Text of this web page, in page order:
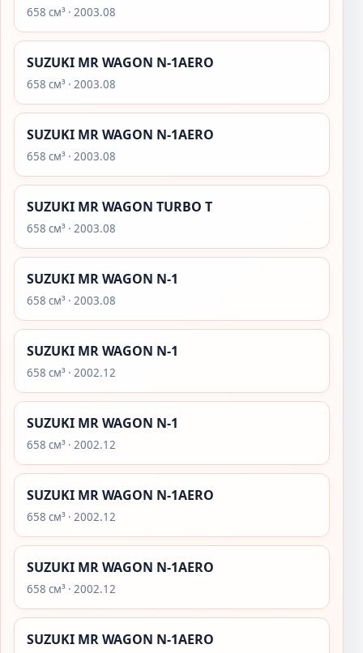
658 см³ · 2003.08
SUZUKI MR WAGON N-1AERO
658 см³ · 2003.08
SUZUKI MR WAGON N-1AERO
658 см³ · 2003.08
SUZUKI MR WAGON TURBO T
658 см³ · 2003.08
SUZUKI MR WAGON N-1
658 см³ · 2003.08
SUZUKI MR WAGON N-1
658 см³ · 2002.12
SUZUKI MR WAGON N-1
658 см³ · 2002.12
SUZUKI MR WAGON N-1AERO
658 см³ · 2002.12
SUZUKI MR WAGON N-1AERO
658 см³ · 2002.12
SUZUKI MR WAGON N-1AERO